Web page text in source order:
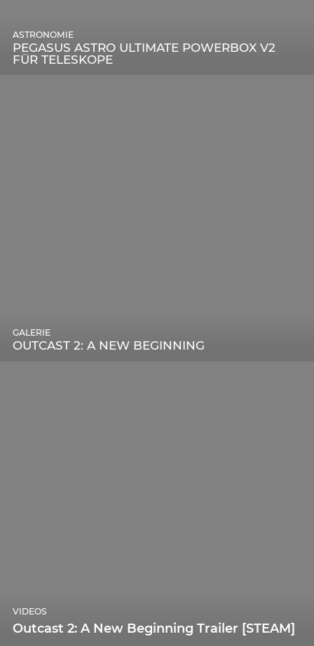
PEGASUS ASTRO ULTIMATE POWERBOX V2
FÜR TELESKOPE
ASTRONOMIE
OUTCAST 2: A NEW BEGINNING
GALERIE
Outcast 2: A New Beginning Trailer [STEAM]
VIDEOS